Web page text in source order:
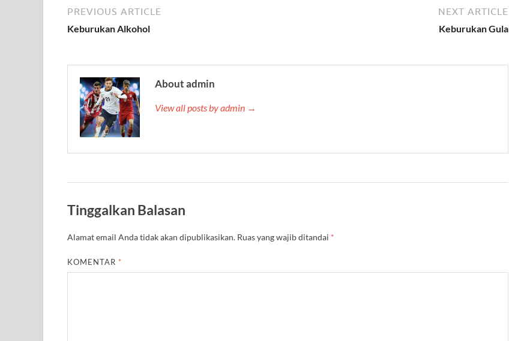
PREVIOUS ARTICLE
Keburukan Alkohol
NEXT ARTICLE
Keburukan Gula
About admin
View all posts by admin →
Tinggalkan Balasan
Alamat email Anda tidak akan dipublikasikan. Ruas yang wajib ditandai *
KOMENTAR *